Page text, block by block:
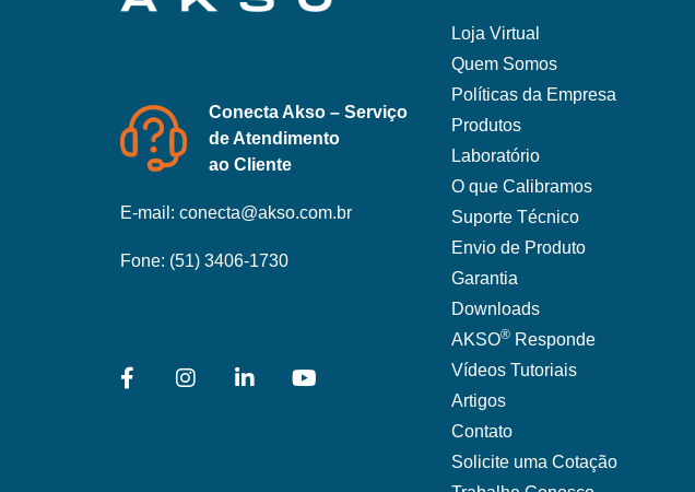
Conecta Akso – Serviço
de Atendimento
ao Cliente
E-mail: conecta@akso.com.br
Fone: (51) 3406-1730
Loja Virtual
Quem Somos
Políticas da Empresa
Produtos
Laboratório
O que Calibramos
Suporte Técnico
Envio de Produto
Garantia
Downloads
AKSO® Responde
Vídeos Tutoriais
Artigos
Contato
Solicite uma Cotação